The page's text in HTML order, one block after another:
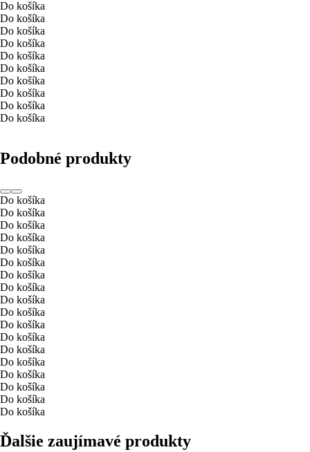
Do košíka
Do košíka
Do košíka
Do košíka
Do košíka
Do košíka
Do košíka
Do košíka
Do košíka
Do košíka
Podobné produkty
Do košíka
Do košíka
Do košíka
Do košíka
Do košíka
Do košíka
Do košíka
Do košíka
Do košíka
Do košíka
Do košíka
Do košíka
Do košíka
Do košíka
Do košíka
Do košíka
Do košíka
Do košíka
Ďalšie zaujímavé produkty